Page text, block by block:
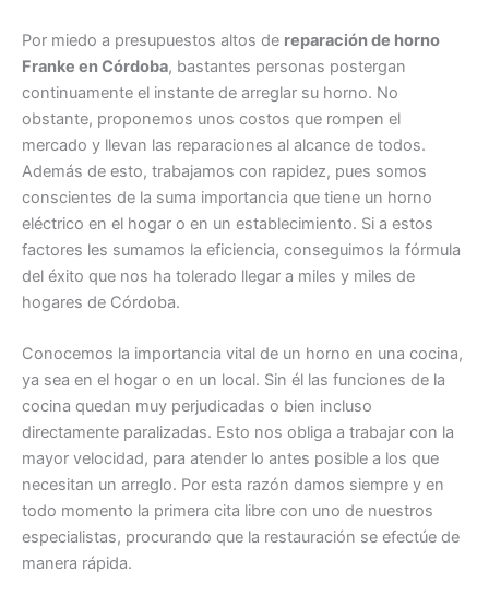
Por miedo a presupuestos altos de reparación de horno
Franke en Córdoba, bastantes personas postergan
continuamente el instante de arreglar su horno. No
obstante, proponemos unos costos que rompen el
mercado y llevan las reparaciones al alcance de todos.
Además de esto, trabajamos con rapidez, pues somos
conscientes de la suma importancia que tiene un horno
eléctrico en el hogar o en un establecimiento. Si a estos
factores les sumamos la eficiencia, conseguimos la fórmula
del éxito que nos ha tolerado llegar a miles y miles de
hogares de Córdoba.
Conocemos la importancia vital de un horno en una cocina,
ya sea en el hogar o en un local. Sin él las funciones de la
cocina quedan muy perjudicadas o bien incluso
directamente paralizadas. Esto nos obliga a trabajar con la
mayor velocidad, para atender lo antes posible a los que
necesitan un arreglo. Por esta razón damos siempre y en
todo momento la primera cita libre con uno de nuestros
especialistas, procurando que la restauración se efectúe de
manera rápida.